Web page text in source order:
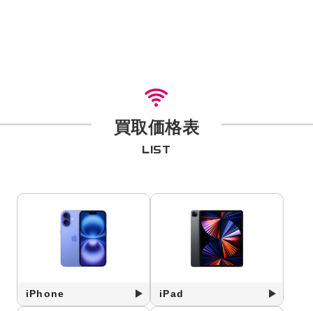
買取価格表
LIST
iPhone iPad